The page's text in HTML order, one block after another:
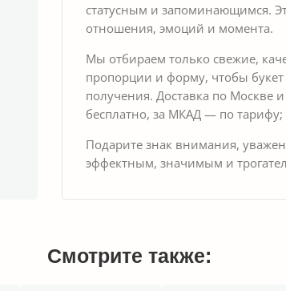
статусным и запоминающимся.
отношения, эмоций и момента.
Мы отбираем только свежие,
пропорции и форму, чтобы букет
получения. Доставка по Москве
бесплатно, за МКАД — по
Подарите знак внимания,
эффектным, значимым и
Смотрите также: